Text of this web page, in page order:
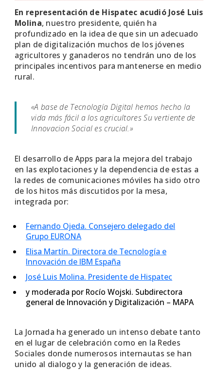
En representación de Hispatec acudió José Luis
Molina, nuestro presidente, quién ha
profundizado en la idea de que sin un adecuado
plan de digitalización muchos de los jóvenes
agricultores y ganaderos no tendrán uno de los
principales incentivos para mantenerse en medio
rural.
«A base de Tecnología Digital hemos hecho la
vida más fácil a los agricultores Su vertiente de
Innovacion Social es crucial.»
El desarrollo de Apps para la mejora del trabajo
en las explotaciones y la dependencia de estas a
la redes de comunicaciones móviles ha sido otro
de los hitos más discutidos por la mesa,
integrada por:
Fernando Ojeda. Consejero delegado del
Grupo EURONA
Elisa Martín. Directora de Tecnología e
Innovación de IBM España
José Luis Molina. Presidente de Hispatec
y moderada por Rocío Wojski. Subdirectora
general de Innovación y Digitalización – MAPA
La Jornada ha generado un intenso debate tanto
en el lugar de celebración como en la Redes
Sociales donde numerosos internautas se han
unido al dialogo y la generación de ideas.